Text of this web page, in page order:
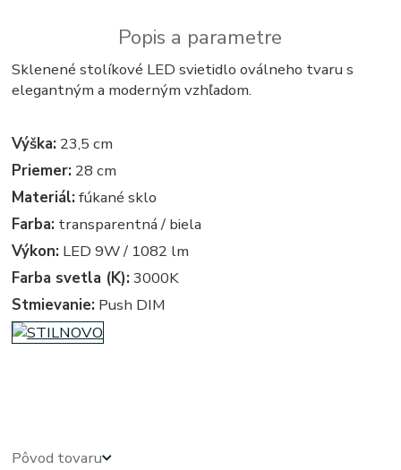
Popis a parametre
Sklenené stolíkové LED svietidlo oválneho tvaru s
elegantným a moderným vzhľadom.
Výška: 23,5 cm
Priemer: 28 cm
Materiál: fúkané sklo
Farba: transparentná / biela
Výkon: LED 9W / 1082 lm
Farba svetla (K): 3000K
Stmievanie: Push DIM
Pôvod tovaru